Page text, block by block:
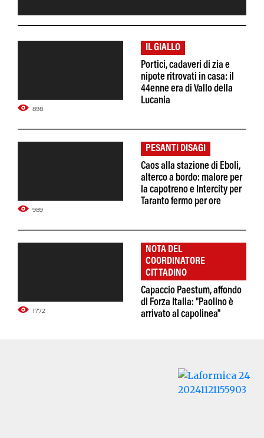
IL GIALLO
Portici, cadaveri di zia e
nipote ritrovati in casa: il
44enne era di Vallo della
Lucania
898
PESANTI DISAGI
Caos alla stazione di Eboli,
alterco a bordo: malore per
la capotreno e Intercity per
Taranto fermo per ore
989
NOTA DEL
COORDINATORE
CITTADINO
Capaccio Paestum, affondo
di Forza Italia: "Paolino è
arrivato al capolinea"
1772